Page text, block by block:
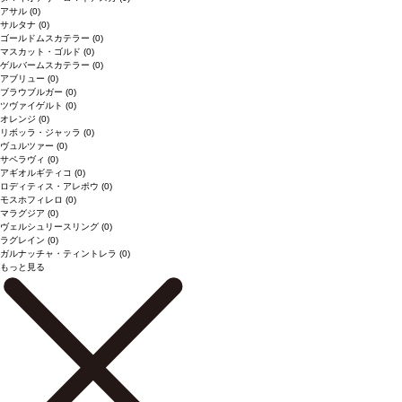
アサル (0)
サルタナ (0)
ゴールドムスカテラー (0)
マスカット・ゴルド (0)
ゲルバームスカテラー (0)
アブリュー (0)
ブラウブルガー (0)
ツヴァイゲルト (0)
オレンジ (0)
リボッラ・ジャッラ (0)
ヴュルツァー (0)
サペラヴィ (0)
アギオルギティコ (0)
ロディティス・アレポウ (0)
モスホフィレロ (0)
マラグジア (0)
ヴェルシュリースリング (0)
ラグレイン (0)
ガルナッチャ・ティントレラ (0)
もっと見る